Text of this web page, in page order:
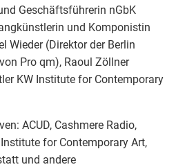
Geschäftsführerin nGbK
und Komponistin
Wieder (Direktor der Berlin
Pro qm), Raoul Zöllner
KW Institute for Contemporary
ACUD, Cashmere Radio,
for Contemporary Art,
und andere